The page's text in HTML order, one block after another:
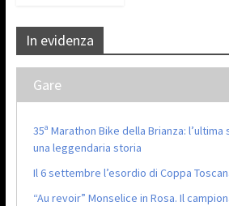
In evidenza
Gare
35ª Marathon Bike della Brianza:
una leggendaria storia
Il 6 settembre l’esordio di Coppa
“Au revoir” Monselice in Rosa. Il